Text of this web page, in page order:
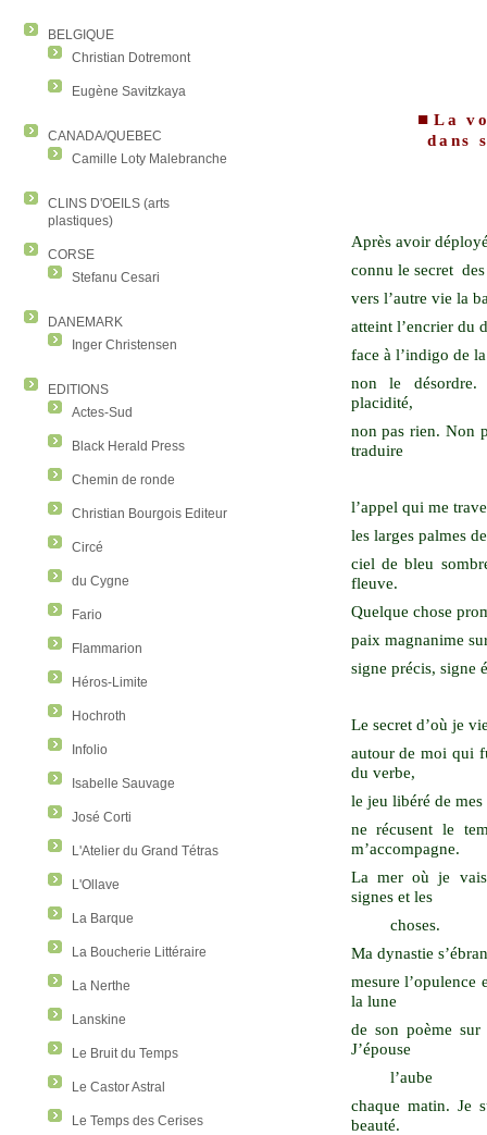
BELGIQUE
Christian Dotremont
Eugène Savitzkaya
CANADA/QUEBEC
Camille Loty Malebranche
CLINS D'OEILS (arts
plastiques)
CORSE
Stefanu Cesari
DANEMARK
Inger Christensen
EDITIONS
Actes-Sud
Black Herald Press
Chemin de ronde
Christian Bourgois Editeur
Circé
du Cygne
Fario
Flammarion
Héros-Limite
Hochroth
Infolio
Isabelle Sauvage
José Corti
L'Atelier du Grand Tétras
L'Ollave
La Barque
La Boucherie Littéraire
La Nerthe
Lanskine
Le Bruit du Temps
Le Castor Astral
Le Temps des Cerises
■La
dans
Après avoir
connu le secret
vers l’autre vie la
atteint l’encrier du
face à l’indigo de
non le
placidité,
non pas rien. Non
traduire
l’appel qui me
les larges palmes
ciel de bleu
fleuve.
Quelque chose
paix magnanime
signe précis, signe
Le secret d’où je
autour de moi qui
du verbe,
le jeu libéré de
ne récusent le
m’accompagne.
La mer où je
signes et les
choses.
Ma dynastie
mesure l’opulence
la lune
de son poème
J’épouse
l’aube
chaque matin. Je
beauté.